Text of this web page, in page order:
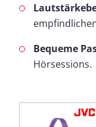
Bequeme
Hörsessions.